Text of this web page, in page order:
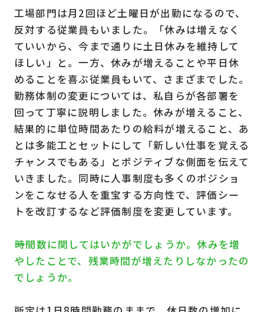
工場部門は月2回ほど土曜日が出勤になるので、
反対する従業員もいました。「休みは増えなく
ていいから、今まで通りに土日休みを維持して
ほしい」と。一方、休みが増えることや平日休
めることを喜ぶ従業員もいて、さまざまでした。
勤務体制の変更については、私自らが各部署を
回って丁寧に説明しました。休みが増えること、
結果的に単位時間あたりの給料が増えること、あ
とは多能工とセットにして「新しい仕事を覚える
チャンスでもある」とポジティブな側面を伝えて
いきました。同時に人事制度も多くのポジショ
ンをこなせる人を重宝する方向性で、評価シー
トを改訂するなど評価制度を変更しています。
――時間数に関してはいかがでしょうか。休みを増
やしたことで、残業時間が増えたりしなかったの
でしょうか。